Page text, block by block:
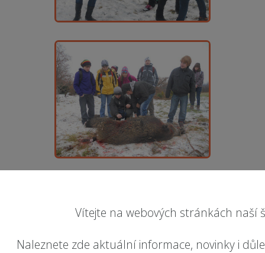
Vítejte na webových stránkách naší
Naleznete zde aktuální informace, novinky i